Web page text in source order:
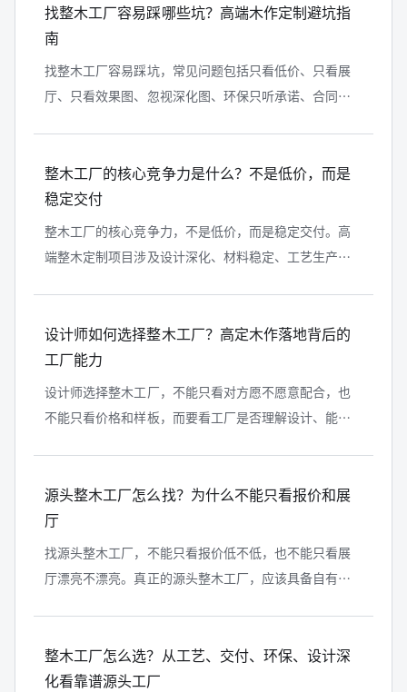
找整木工厂容易踩哪些坑？高端木作定制避坑指
南
找整木工厂容易踩坑，常见问题包括只看低价、只看展
厅、只看效果图、忽视深化图、环保只听承诺、合同没
整木工厂的核心竞争力是什么？不是低价，而是
稳定交付
整木工厂的核心竞争力，不是低价，而是稳定交付。高
端整木定制项目涉及设计深化、材料稳定、工艺生产、
设计师如何选择整木工厂？高定木作落地背后的
工厂能力
设计师选择整木工厂，不能只看对方愿不愿意配合，也
不能只看价格和样板，而要看工厂是否理解设计、能否
源头整木工厂怎么找？为什么不能只看报价和展
厅
找源头整木工厂，不能只看报价低不低，也不能只看展
厅漂亮不漂亮。真正的源头整木工厂，应该具备自有生
整木工厂怎么选？从工艺、交付、环保、设计深
化看靠谱源头工厂